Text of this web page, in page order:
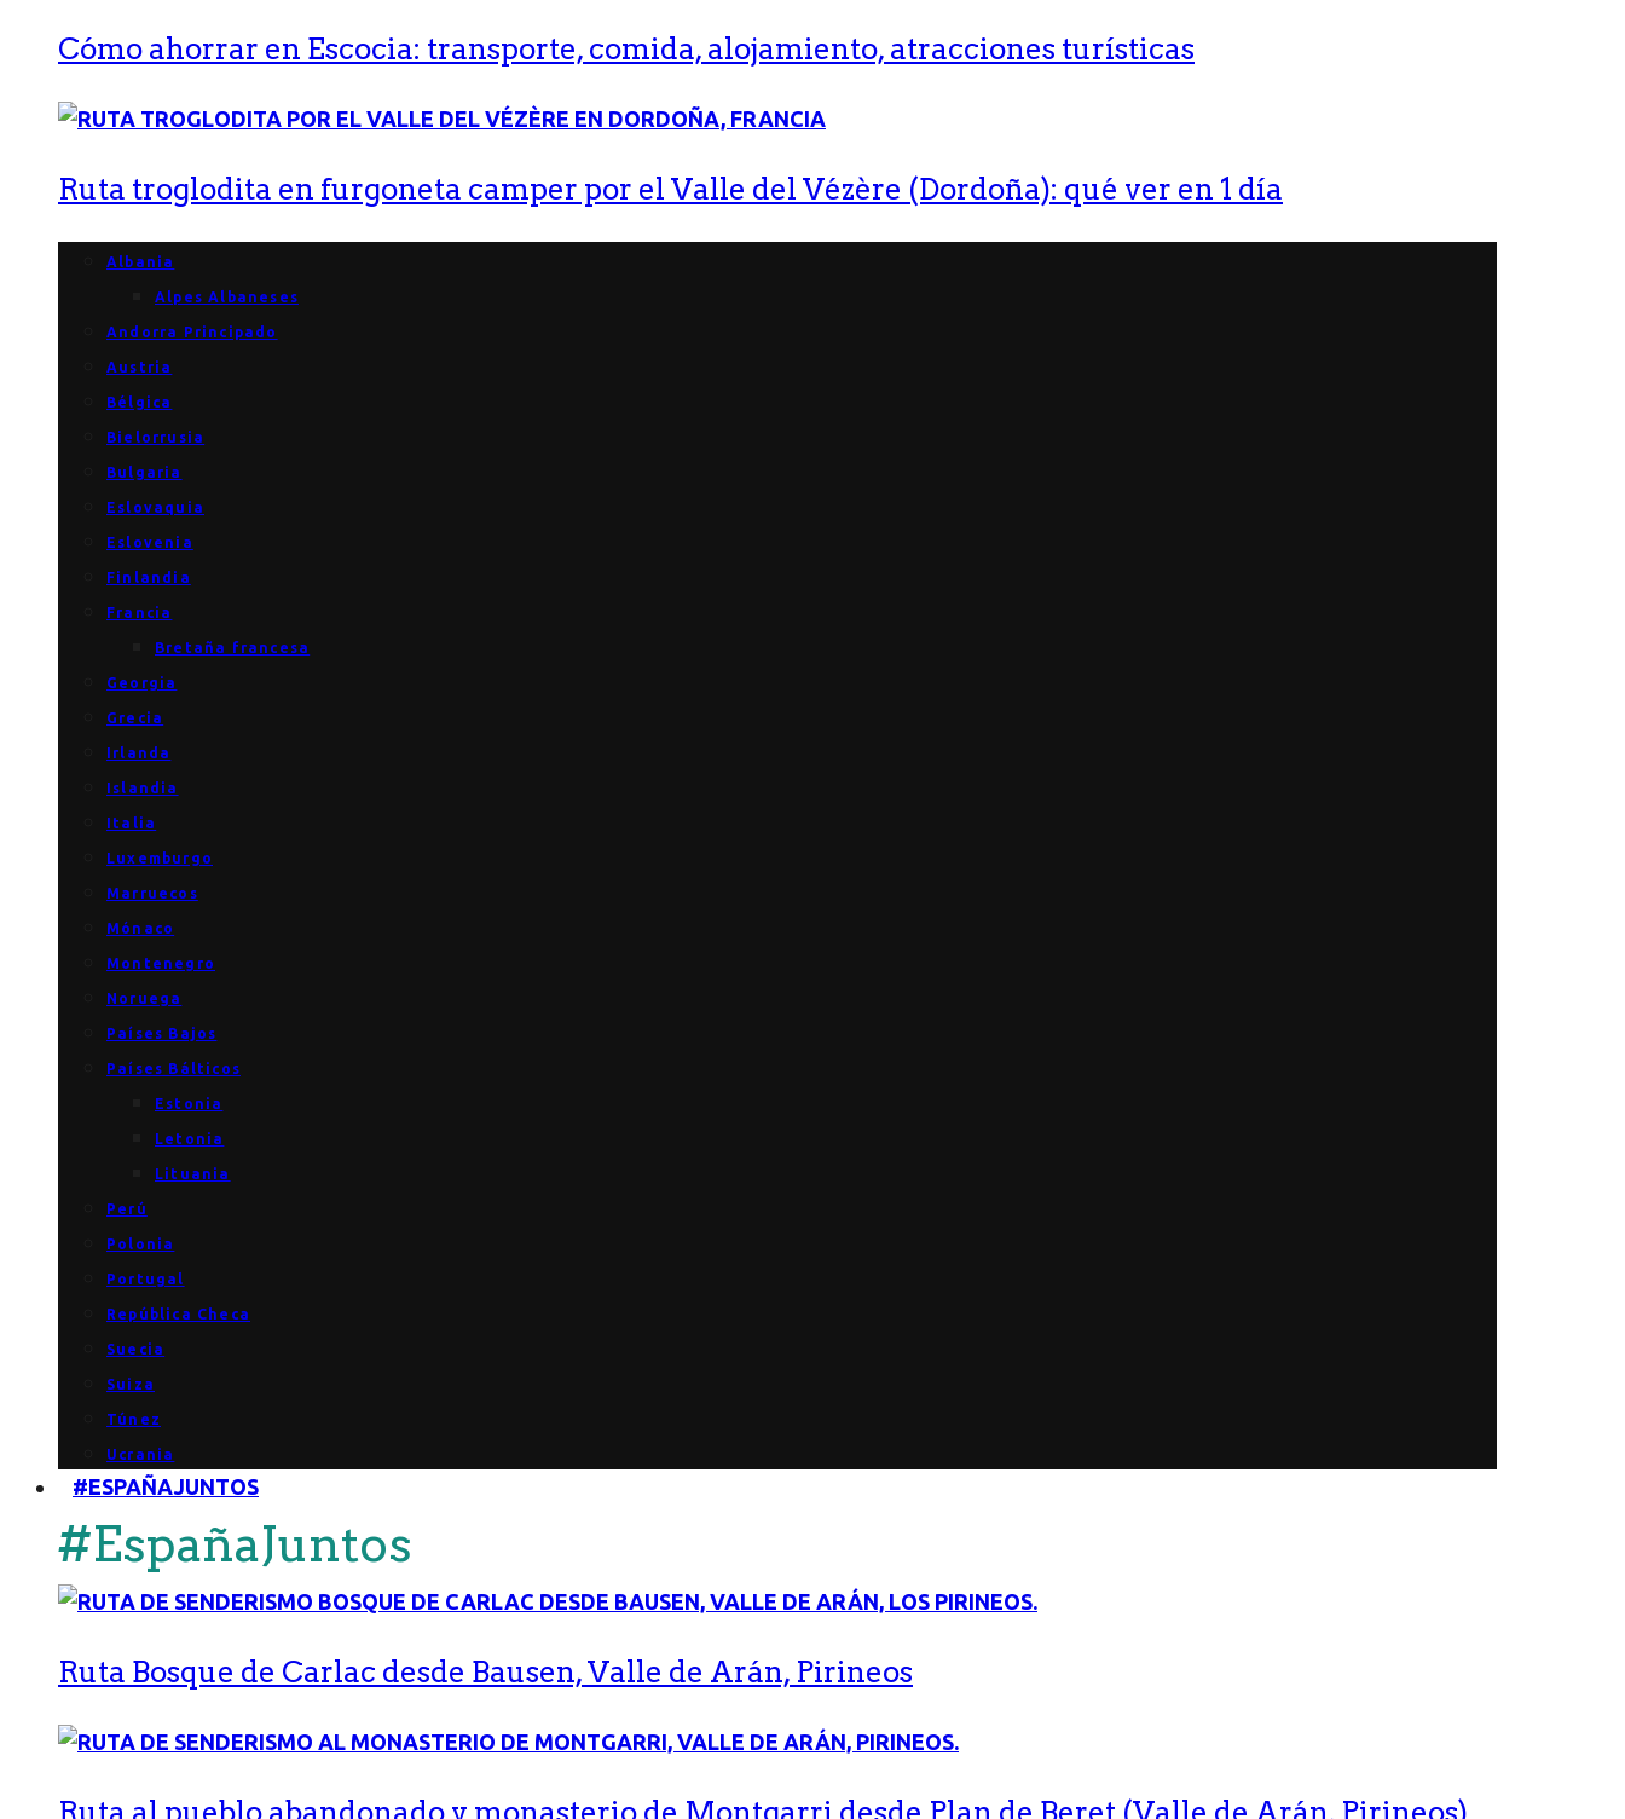
Cómo ahorrar en Escocia: transporte, comida, alojamiento, atracciones turísticas
Ruta troglodita en furgoneta camper por el Valle del Vézère (Dordoña): qué ver en 1 día
Albania
Alpes Albaneses
Andorra Principado
Austria
Bélgica
Bielorrusia
Bulgaria
Eslovaquia
Eslovenia
Finlandia
Francia
Bretaña francesa
Georgia
Grecia
Irlanda
Islandia
Italia
Luxemburgo
Marruecos
Mónaco
Montenegro
Noruega
Países Bajos
Países Bálticos
Estonia
Letonia
Lituania
Perú
Polonia
Portugal
República Checa
Suecia
Suiza
Túnez
Ucrania
#ESPAÑAJUNTOS
#EspañaJuntos
Ruta Bosque de Carlac desde Bausen, Valle de Arán, Pirineos